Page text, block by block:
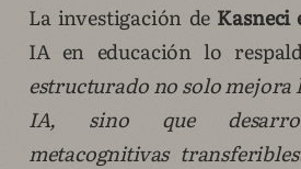
La investigación de Kasneci
IA en educación lo
estructurado no solo mejora
IA, sino que
metacognitivas transferibles